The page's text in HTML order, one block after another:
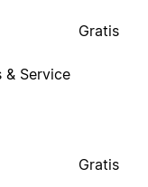
& Service
Gratis
Gratis